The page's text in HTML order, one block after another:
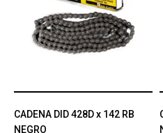
CADENA DID 428D x 142 RB
NEGRO